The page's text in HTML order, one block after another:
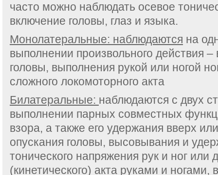
часто можно наблюдать осевое
включение головы, глаз и языка.
Монолатеральные: наблюдаются на
выполнении произвольного действия –
головы, выполнения рукой или ногой
сложного локомоторного акта
Билатеральные: наблюдаются с двух
выполнении парных совместных
взора, а также его удержания вверх
опускания головы, высовывания и
тонического напряжения рук и ног или
(кинетического) акта руками и ногами,